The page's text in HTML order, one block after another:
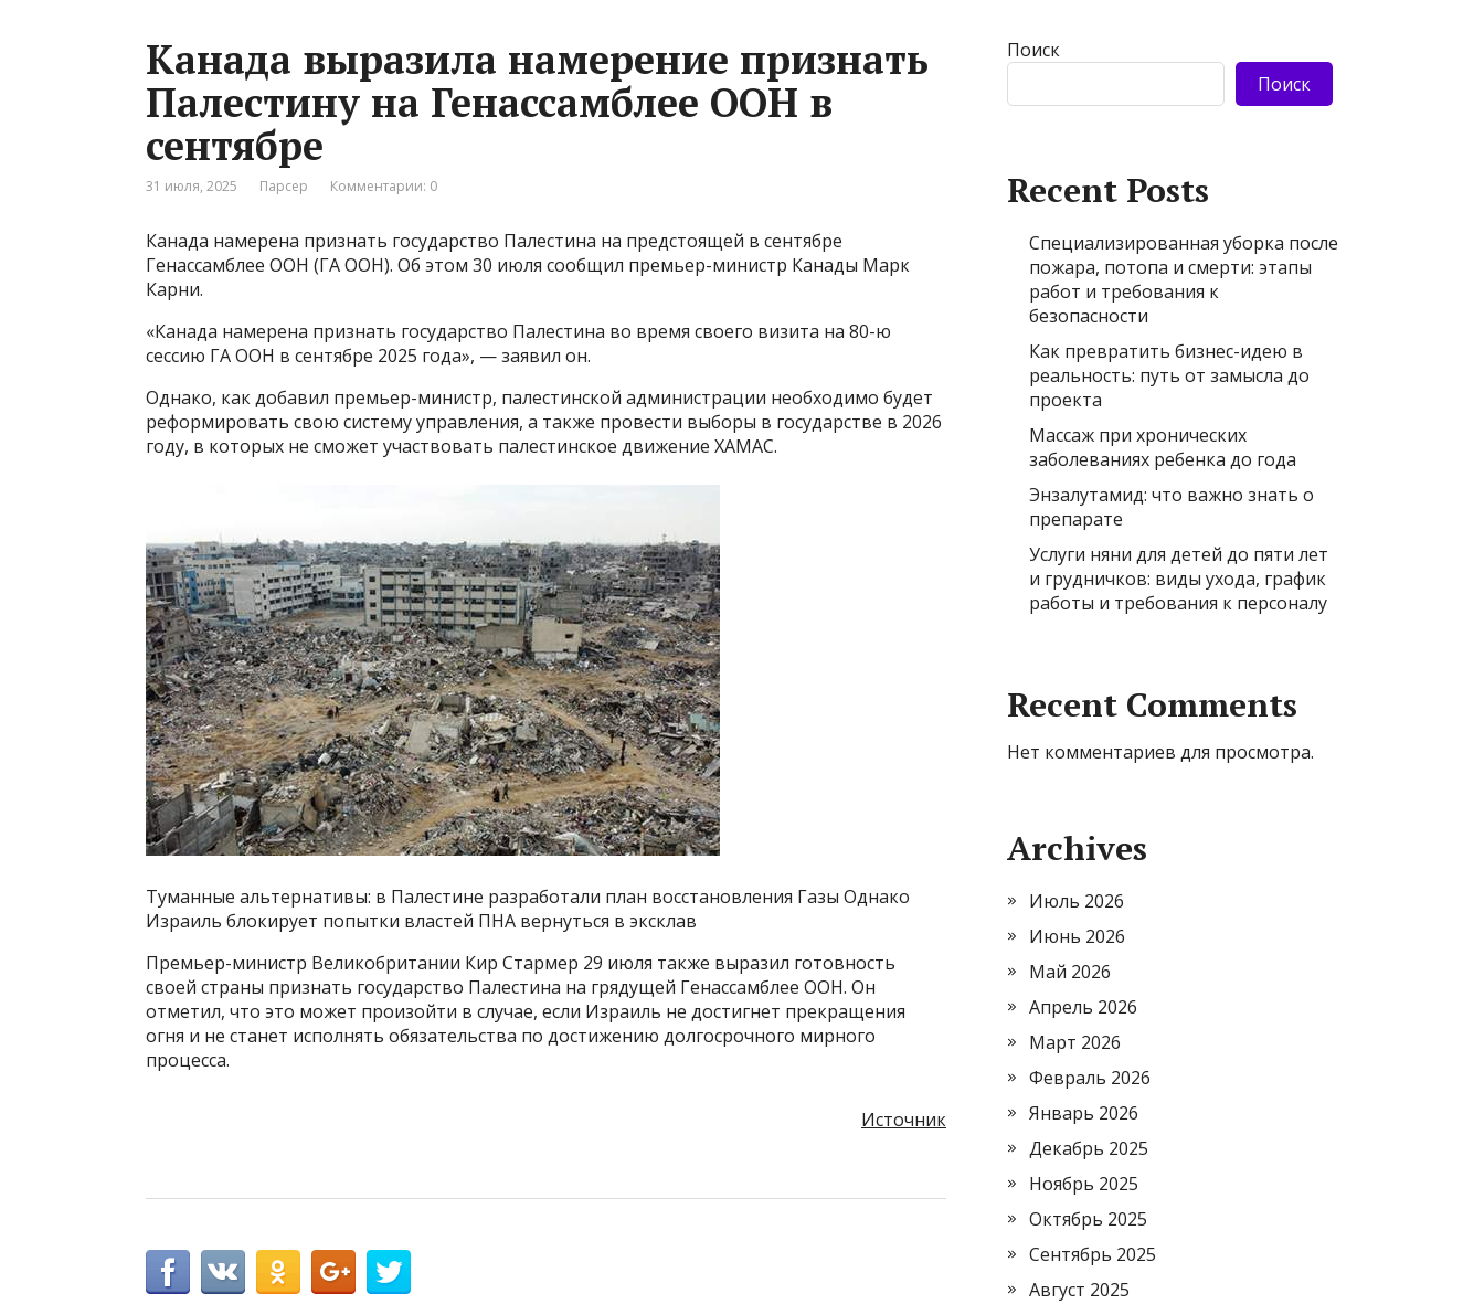
Канада выразила намерение признать
Палестину на Генассамблее ООН в
сентябре
31 июля, 2025 Парсер Комментарии: 0
Канада намерена признать государство Палестина на предстоящей в сентябре
Генассамблее ООН (ГА ООН). Об этом 30 июля сообщил премьер-министр Канады Марк
Карни.
«Канада намерена признать государство Палестина во время своего визита на 80-ю
сессию ГА ООН в сентябре 2025 года», — заявил он.
Однако, как добавил премьер-министр, палестинской администрации необходимо будет
реформировать свою систему управления, а также провести выборы в государстве в 2026
году, в которых не сможет участвовать палестинское движение ХАМАС.
Туманные альтернативы: в Палестине разработали план восстановления Газы Однако
Израиль блокирует попытки властей ПНА вернуться в эксклав
Премьер-министр Великобритании Кир Стармер 29 июля также выразил готовность
своей страны признать государство Палестина на грядущей Генассамблее ООН. Он
отметил, что это может произойти в случае, если Израиль не достигнет прекращения
огня и не станет исполнять обязательства по достижению долгосрочного мирного
процесса.
Источник
Поиск
Поиск
Recent Posts
Специализированная уборка после
пожара, потопа и смерти: этапы
работ и требования к
безопасности
Как превратить бизнес-идею в
реальность: путь от замысла до
проекта
Массаж при хронических
заболеваниях ребенка до года
Энзалутамид: что важно знать о
препарате
Услуги няни для детей до пяти лет
и грудничков: виды ухода, график
работы и требования к персоналу
Recent Comments
Нет комментариев для просмотра.
Archives
Июль 2026
Июнь 2026
Май 2026
Апрель 2026
Март 2026
Февраль 2026
Январь 2026
Декабрь 2025
Ноябрь 2025
Октябрь 2025
Сентябрь 2025
Август 2025